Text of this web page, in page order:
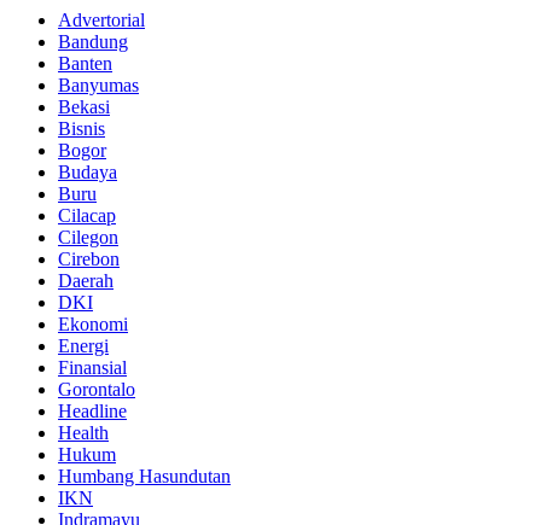
Advertorial
Bandung
Banten
Banyumas
Bekasi
Bisnis
Bogor
Budaya
Buru
Cilacap
Cilegon
Cirebon
Daerah
DKI
Ekonomi
Energi
Finansial
Gorontalo
Headline
Health
Hukum
Humbang Hasundutan
IKN
Indramayu